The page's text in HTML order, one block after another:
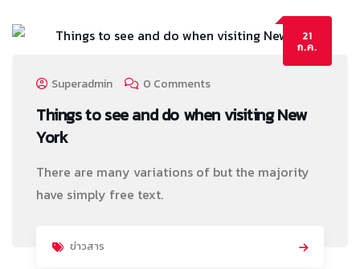
21
ก.ค.
Superadmin 0 Comments
Things to see and do when visiting New
York
There are many variations of but the majority
have simply free text.
ข่าวสาร